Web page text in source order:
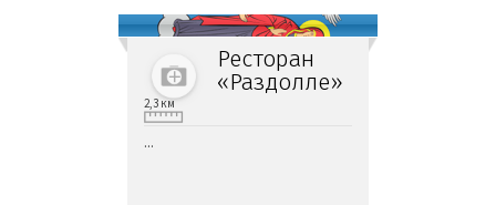
Ресторан
«Раздолле»
2,3 км
...